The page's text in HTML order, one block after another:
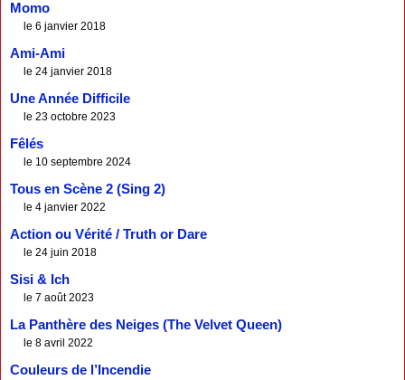
Momo
le 6 janvier 2018
Ami-Ami
le 24 janvier 2018
Une Année Difficile
le 23 octobre 2023
Fêlés
le 10 septembre 2024
Tous en Scène 2 (Sing 2)
le 4 janvier 2022
Action ou Vérité / Truth or Dare
le 24 juin 2018
Sisi & Ich
le 7 août 2023
La Panthère des Neiges (The Velvet Queen)
le 8 avril 2022
Couleurs de l’Incendie